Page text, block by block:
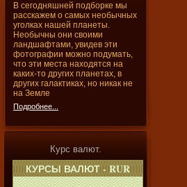
В сегодняшней подборке мы
расскажем о самых необычных
уголках нашей планеты.
Необычны они своими
ландшафтами, увидев эти
фотографии можно подумать,
что эти места находятся на
каких-то других планетах, в
других галактиках, но никак не
на Земле
Подробнее...
Курс валют.